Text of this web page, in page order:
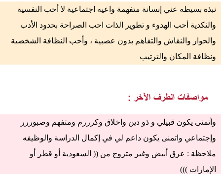
نبذة بسيطه عني إنسانة متفهمة واعيه اجتماعية لا أحب النفسية
والنكدية أحب الهدوء و تطوير الذات احب الصراحة بحدود الأدب
والحوار والنقاش والتفاهم بدون عصبية ، وأحب النظافة الشخصية
ونظافة المكان والترتيب
وأتمنى يكون قبيلي و ذو دين واخلاق وكرررم ومتفهم وصبوررر
وإجتماعي واتمنى يكون داعم لي في إكمال الدراسة والوظيفه
ملاحظة : عرق أبيض وغير متزوج من (( السعودية أو قطر أو
الإمارات )))